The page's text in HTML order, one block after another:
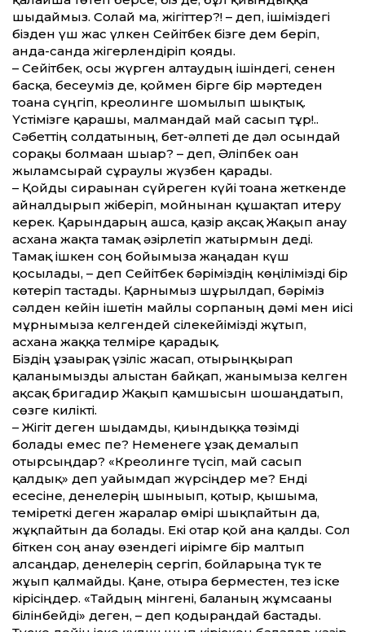
шыдаймыз. Солай ма, жігіттер?! – деп, ішіміздегі
бізден үш жас үлкен Сейітбек бізге дем беріп,
анда-санда жігерлендіріп қояды.
– Сейітбек, осы жүрген алтаудың ішіндегі, сенен
басқа, бесеуміз де, қоймен бірге бір мәртеден
тоғанға сүңгіп, креолинге шомылып шықтық.
Үстімізге қарашы, малмандай май сасып тұр!..
Сәбеттің солдатының, бет-әлпеті де дәл осындай
сорақы болмаған шығар? – деп, Әліпбек оған
жыламсырай сұраулы жүзбен қарады.
– Қойды сирағынан сүйреген күйі тоғанға жеткенде
айналдырып жіберіп, мойнынан құшақтап итеру
керек. Қарындарың ашса, қазір ақсақ Жақып анау
асхана жақта тамақ әзірлетіп жатырмын деді.
Тамақ ішкен соң бойымызға жаңадан күш
қосылады, – деп Сейітбек бәріміздің көңілімізді бір
көтеріп тастады. Қарнымыз шұрылдап, бәріміз
сәлден кейін ішетін майлы сорпаның дәмі мен иісі
мұрнымызға келгендей сілекейімізді жұтып,
асхана жаққа телміре қарадық.
Біздің ұзағырақ үзіліс жасап, отырыңқырап
қалғанымызды алыстан байқап, жанымызға келген
ақсақ бригадир Жақып қамшысын шошаңдатып,
сөзге килікті.
– Жігіт деген шыдамды, қиындыққа төзімді
болады емес пе? Неменеге ұзақ демалып
отырсыңдар? «Креолинге түсіп, май сасып
қалдық» деп уайымдап жүрсіңдер ме? Енді
есесіне, денелерің шынығып, қотыр, қышыма,
теміреткі деген жаралар өмірі шықпайтын да,
жұқпайтын да болады. Екі отар қой ғана қалды. Сол
біткен соң анау өзендегі иірімге бір малтып
алсаңдар, денелерің сергіп, бойларыңа түк те
жұғып қалмайды. Қане, отыра берместен, тез іске
кірісіңдер. «Тайдың мінгені, баланың жұмсағаны
білінбейді» деген, – деп қодыраңдай бастады.